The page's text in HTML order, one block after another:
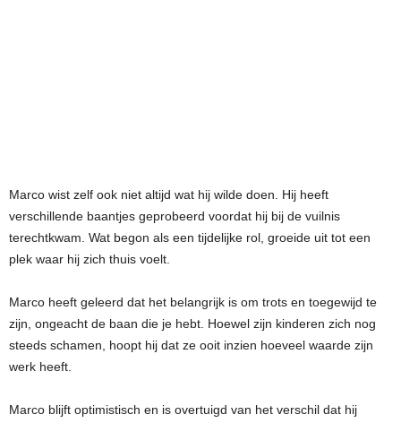
Marco wist zelf ook niet altijd wat hij wilde doen. Hij heeft
verschillende baantjes geprobeerd voordat hij bij de vuilnis
terechtkwam. Wat begon als een tijdelijke rol, groeide uit tot een
plek waar hij zich thuis voelt.
Marco heeft geleerd dat het belangrijk is om trots en toegewijd te
zijn, ongeacht de baan die je hebt. Hoewel zijn kinderen zich nog
steeds schamen, hoopt hij dat ze ooit inzien hoeveel waarde zijn
werk heeft.
Marco blijft optimistisch en is overtuigd van het verschil dat hij